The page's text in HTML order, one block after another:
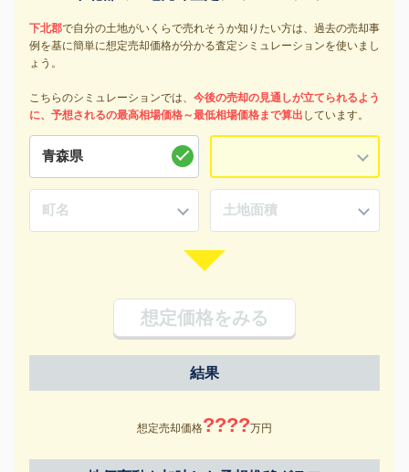
下北郡で自分の土地がいくらで売れそうか知りたい方は、過去の売却事
例を基に簡単に想定売却価格が分かる査定シミュレーションを使いまし
ょう。
こちらのシミュレーションでは、 今後の売却の見通しが立てられるよう
に、予想されるの最高相場価格～最低相場価格まで算出 しています。
想定価格をみる
結果
想定売却価格????万円